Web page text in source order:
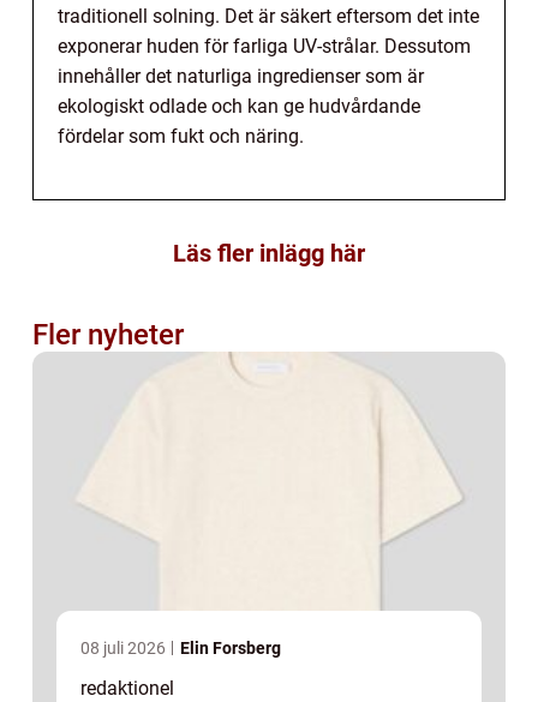
traditionell solning. Det är säkert eftersom det inte
exponerar huden för farliga UV-strålar. Dessutom
innehåller det naturliga ingredienser som är
ekologiskt odlade och kan ge hudvårdande
fördelar som fukt och näring.
Läs fler inlägg här
Fler nyheter
08 juli 2026 Elin Forsberg
redaktionel